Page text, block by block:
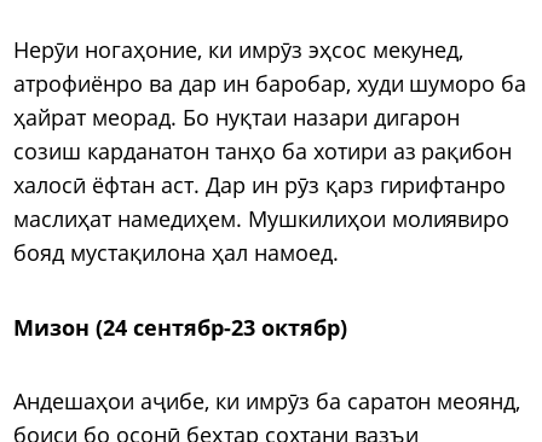
Нерӯи ногаҳоние, ки имрӯз эҳсос мекунед,
атрофиёнро ва дар ин баробар, худи шуморо ба
ҳайрат меорад. Бо нуқтаи назари дигарон
созиш карданатон танҳо ба хотири аз рақибон
халосӣ ёфтан аст. Дар ин рӯз қарз гирифтанро
маслиҳат намедиҳем. Мушкилиҳои молиявиро
бояд мустақилона ҳал намоед.
Мизон (24 сентябр-23 октябр)
Андешаҳои аҷибе, ки имрӯз ба саратон меоянд,
боиси бо осонӣ беҳтар сохтани вазъи